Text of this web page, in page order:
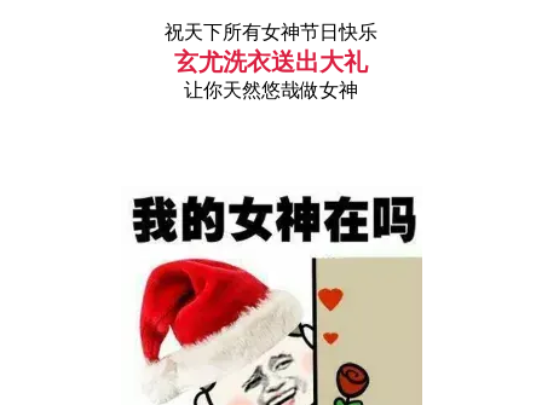
祝天下所有女神节日快乐
玄尤洗衣送出大礼
让你天然悠哉做女神